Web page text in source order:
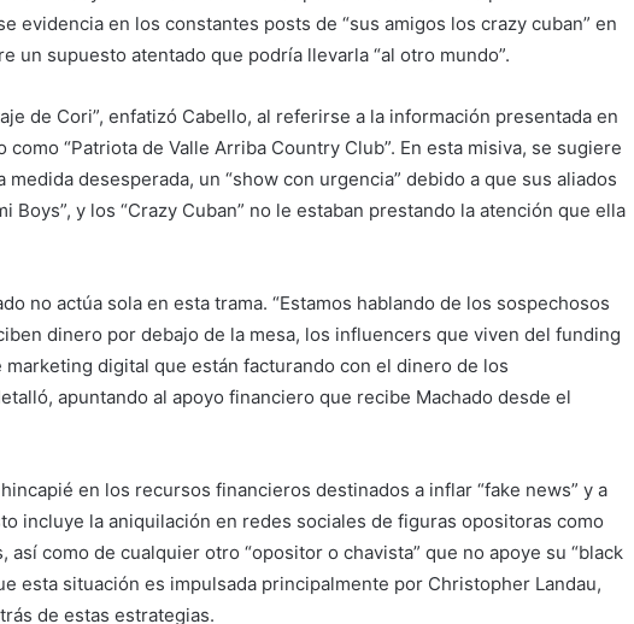
evidencia en los constantes posts de “sus amigos los crazy cuban” en
un supuesto atentado que podría llevarla “al otro mundo”.
de Cori”, enfatizó Cabello, al referirse a la información presentada en
“Patriota de Valle Arriba Country Club”. En esta misiva, se sugiere
desesperada, un “show con urgencia” debido a que sus aliados
Boys”, y los “Crazy Cuban” no le estaban prestando la atención que ella
no actúa sola en esta trama. “Estamos hablando de los sospechosos
dinero por debajo de la mesa, los influencers que viven del funding
digital que están facturando con el dinero de los
apuntando al apoyo financiero que recibe Machado desde el
en los recursos financieros destinados a inflar “fake news” y a
incluye la aniquilación en redes sociales de figuras opositoras como
así como de cualquier otro “opositor o chavista” que no apoye su “black
esta situación es impulsada principalmente por Christopher Landau,
de estas estrategias.